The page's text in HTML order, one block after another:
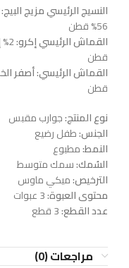
النسيج الرئيسي مزيج البيج:
56% قطن
القماش الرئيسي إكرو:
قطن
القماش الرئيسي: أصفر
قطن
نوع المنتج:جوارب مقبس
الجنس:طفل رضيع
النمط:مطبوع
السُمك:سمك متوسط
الترخيص:ميكي ماوس
محتوى العبوة:
عدد القطع:
مراجعات (0)